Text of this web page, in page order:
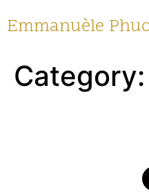
Emmanuèle
Category: